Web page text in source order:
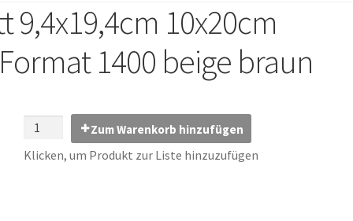
Retrofliesen, Historische Fliesen Ankauf und Verkauf
Lexikon Vielen Dank für Ihre Anfrage Warenkorb
10x20cm
1400 beige braun
Zum Warenkorb hinzufügen
Klicken, um Produkt zur Liste hinzuzufügen